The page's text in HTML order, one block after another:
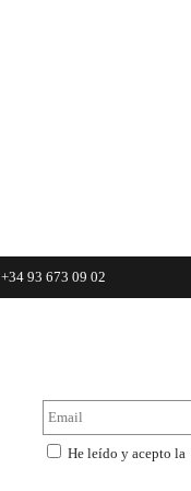
+34 93 673 09 02
He leído y acepto la